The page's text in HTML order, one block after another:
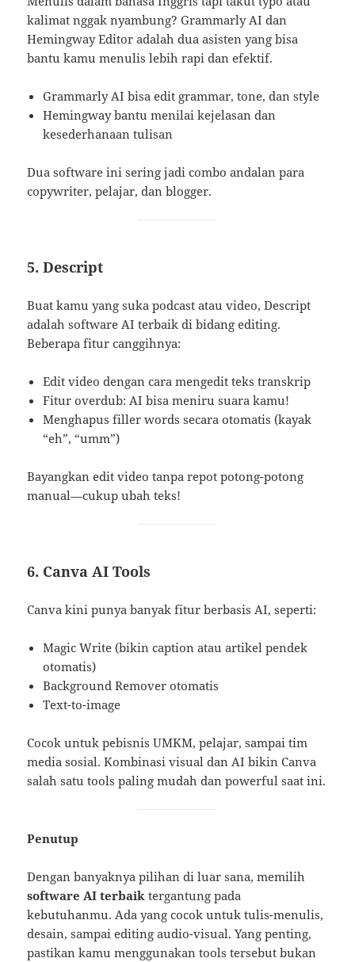
kalimat nggak nyambung? Grammarly AI dan
Hemingway Editor adalah dua asisten yang bisa
bantu kamu menulis lebih rapi dan efektif.
Grammarly AI bisa edit grammar, tone, dan style
Hemingway bantu menilai kejelasan dan
kesederhanaan tulisan
Dua software ini sering jadi combo andalan para
copywriter, pelajar, dan blogger.
5. Descript
Buat kamu yang suka podcast atau video, Descript
adalah software AI terbaik di bidang editing.
Beberapa fitur canggihnya:
Edit video dengan cara mengedit teks transkrip
Fitur overdub: AI bisa meniru suara kamu!
Menghapus filler words secara otomatis (kayak
“eh”, “umm”)
Bayangkan edit video tanpa repot potong-potong
manual—cukup ubah teks!
6. Canva AI Tools
Canva kini punya banyak fitur berbasis AI, seperti:
Magic Write (bikin caption atau artikel pendek
otomatis)
Background Remover otomatis
Text-to-image
Cocok untuk pebisnis UMKM, pelajar, sampai tim
media sosial. Kombinasi visual dan AI bikin Canva
salah satu tools paling mudah dan powerful saat ini.
Penutup
Dengan banyaknya pilihan di luar sana, memilih
software AI terbaik tergantung pada
kebutuhanmu. Ada yang cocok untuk tulis-menulis,
desain, sampai editing audio-visual. Yang penting,
pastikan kamu menggunakan tools tersebut bukan